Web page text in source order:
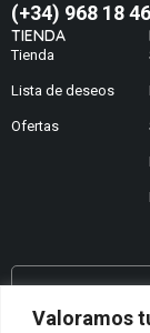
Valoramos
(+34) 968 18
TIENDA
Tienda
Lista de deseos
Ofertas
¿No